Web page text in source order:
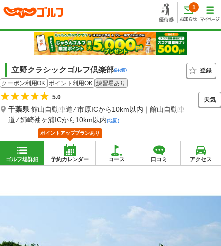
1
立野クラシックゴルフ倶楽部(詳細)
登録
クーポン利用OK ポイント利用OK 練習場あり
5.0
千葉県館山自動車道 ⁄ 市原ICから10km以内｜館山自動車
道 ⁄ 姉崎袖ヶ浦ICから10km以内(地図)
天気
ゴルフ場詳細 予約カレンダー
ポイントアッププランあり
コース 口コミ アクセス